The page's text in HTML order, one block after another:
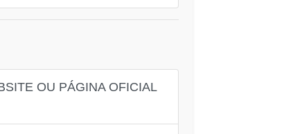
OU PÁGINA OFICIAL